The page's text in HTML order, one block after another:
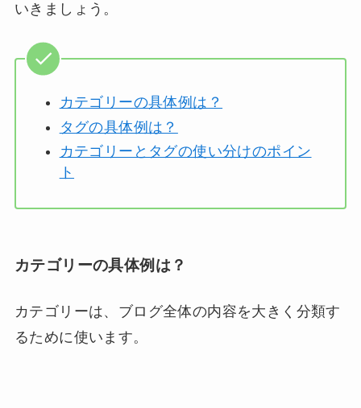
いきましょう。
カテゴリーの具体例は？
タグの具体例は？
カテゴリーとタグの使い分けのポイン
ト
カテゴリーの具体例は？
カテゴリーは、ブログ全体の内容を大きく分類す
るために使います。